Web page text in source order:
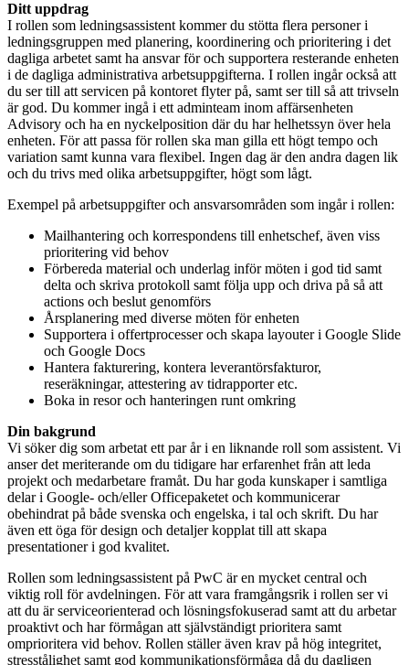
Ditt uppdrag
I rollen som ledningsassistent kommer du stötta flera personer i
ledningsgruppen med planering, koordinering och prioritering i det
dagliga arbetet samt ha ansvar för och supportera resterande enheten
i de dagliga administrativa arbetsuppgifterna. I rollen ingår också att
du ser till att servicen på kontoret flyter på, samt ser till så att trivseln
är god. Du kommer ingå i ett adminteam inom affärsenheten
Advisory och ha en nyckelposition där du har helhetssyn över hela
enheten. För att passa för rollen ska man gilla ett högt tempo och
variation samt kunna vara flexibel. Ingen dag är den andra dagen lik
och du trivs med olika arbetsuppgifter, högt som lågt.
Exempel på arbetsuppgifter och ansvarsområden som ingår i rollen:
Mailhantering och korrespondens till enhetschef, även viss
prioritering vid behov
Förbereda material och underlag inför möten i god tid samt
delta och skriva protokoll samt följa upp och driva på så att
actions och beslut genomförs
Årsplanering med diverse möten för enheten
Supportera i offertprocesser och skapa layouter i Google Slide
och Google Docs
Hantera fakturering, kontera leverantörsfakturor,
reseräkningar, attestering av tidrapporter etc.
Boka in resor och hanteringen runt omkring
Din bakgrund
Vi söker dig som arbetat ett par år i en liknande roll som assistent. Vi
anser det meriterande om du tidigare har erfarenhet från att leda
projekt och medarbetare framåt. Du har goda kunskaper i samtliga
delar i Google- och/eller Officepaketet och kommunicerar
obehindrat på både svenska och engelska, i tal och skrift. Du har
även ett öga för design och detaljer kopplat till att skapa
presentationer i god kvalitet.
Rollen som ledningsassistent på PwC är en mycket central och
viktig roll för avdelningen. För att vara framgångsrik i rollen ser vi
att du är serviceorienterad och lösningsfokuserad samt att du arbetar
proaktivt och har förmågan att självständigt prioritera samt
omprioritera vid behov. Rollen ställer även krav på hög integritet,
stresstålighet samt god kommunikationsförmåga då du dagligen